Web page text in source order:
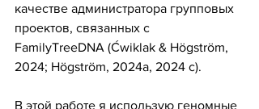
качестве администратора групповых
проектов, связанных с
FamilyTreeDNA (Ćwiklak & Högström,
2024; Högström, 2024a, 2024 c).
В этой работе я использую геномные